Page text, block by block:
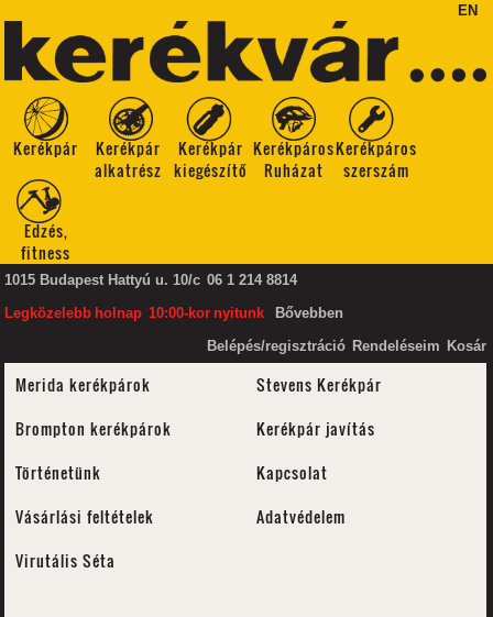
EN
Kerékpár
Kerékpár
alkatrész
Kerékpár
kiegészítő
Kerékpáros
Ruházat
Kerékpáros
szerszám
Edzés,
fitness
1015 Budapest Hattyú u. 10/c 06 1 214 8814
Legközelebb holnap 10:00-kor nyitunk
Bővebben
Belépés/regisztráció Rendeléseim Kosár
Merida kerékpárok
Stevens Kerékpár
Brompton kerékpárok
Kerékpár javítás
Történetünk
Kapcsolat
Vásárlási feltételek
Adatvédelem
Virutális Séta